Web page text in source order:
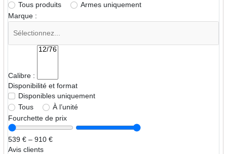
Tous produits
Armes uniquement
Marque :
Calibre :
Disponibilité et format
Disponibles uniquement
Tous
À l’unité
Fourchette de prix
539 € – 910 €
Avis clients